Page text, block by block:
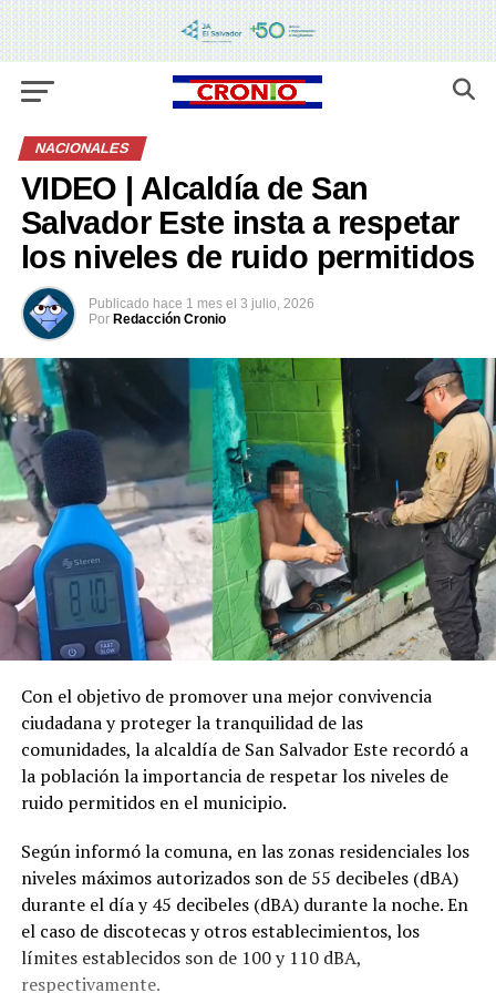
NACIONALES
VIDEO | Alcaldía de San
Salvador Este insta a respetar
los niveles de ruido permitidos
Publicado hace 1 mes el 3 julio, 2026
Por Redacción Cronio
Con el objetivo de promover una mejor convivencia
ciudadana y proteger la tranquilidad de las
comunidades, la alcaldía de San Salvador Este recordó a
la población la importancia de respetar los niveles de
ruido permitidos en el municipio.
Según informó la comuna, en las zonas residenciales los
niveles máximos autorizados son de 55 decibeles (dBA)
durante el día y 45 decibeles (dBA) durante la noche. En
el caso de discotecas y otros establecimientos, los
límites establecidos son de 100 y 110 dBA,
respectivamente.